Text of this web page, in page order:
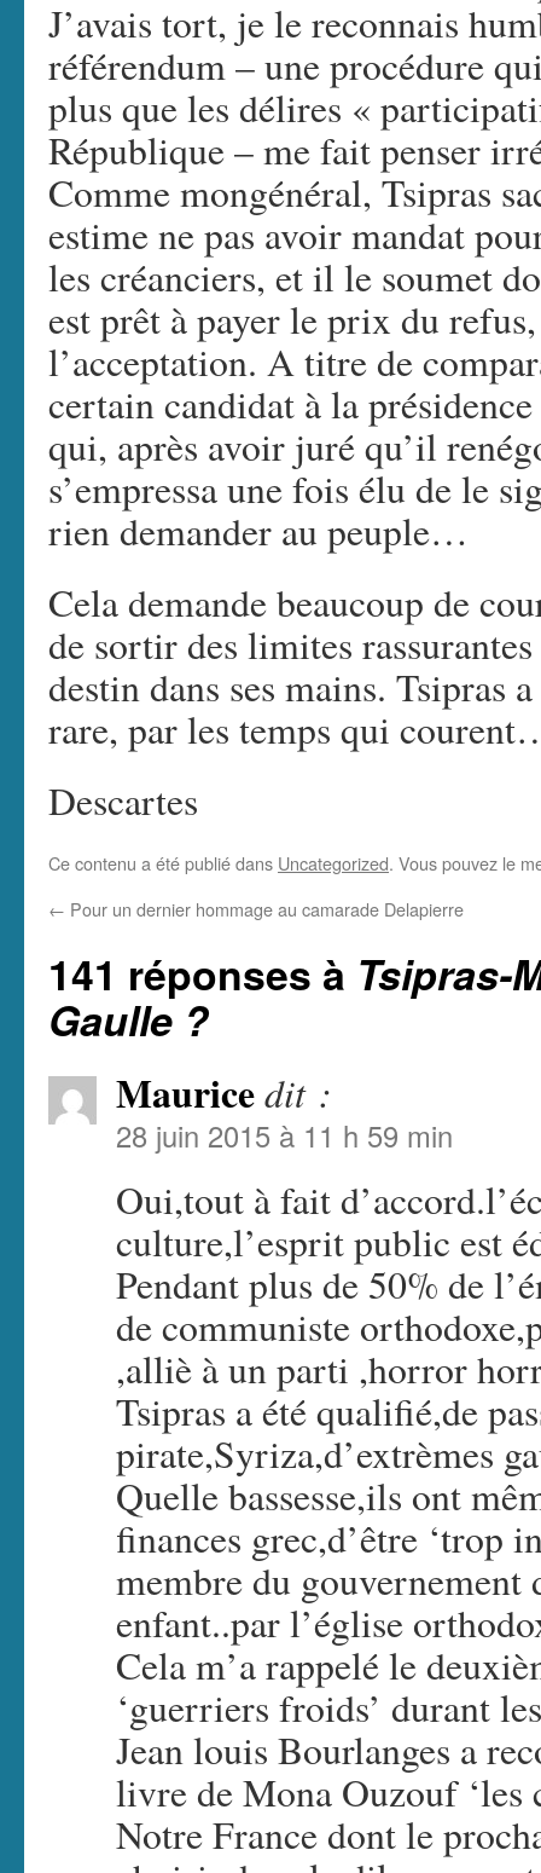
J’avais tort, je le reconnais
référendum – une procédure
plus que les délires «
République – me fait penser
Comme mongénéral, Tsipras
estime ne pas avoir mandat
les créanciers, et il le soumet
est prêt à payer le prix du
l’acceptation. A titre de
certain candidat à la
qui, après avoir juré qu’il
s’empressa une fois élu de le
rien demander au peuple…
Cela demande beaucoup de
de sortir des limites
destin dans ses mains. Tsipras
rare, par les temps qui
Descartes
Ce contenu a été publié dans Uncategorized. Vous pouvez le
← Pour un dernier hommage au camarade Delapierre
141 réponses à Tsipras-
Gaulle ?
Mauricedit :
28 juin 2015 à 11 h 59 min
Oui,tout à fait
culture,l’esprit public est
Pendant plus de 50% de
de communiste
,alliè à un parti ,horror
Tsipras a été qualifié,de
pirate,Syriza,d’extrèmes
Quelle bassesse,ils ont
finances grec,d’être ‘trop
membre du gouvernement
enfant..par l’église
Cela m’a rappelé le
‘guerriers froids’ durant
Jean louis Bourlanges a
livre de Mona Ouzouf ‘les
Notre France dont le